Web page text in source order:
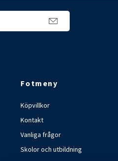
Fotmeny
Köpvillkor
Kontakt
Vanliga frågor
Skolor och utbildning